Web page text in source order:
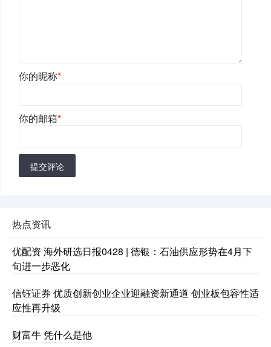
你的昵称*
你的邮箱*
提交评论
热点资讯
优配资 海外研选日报0428 | 德银：石油供应形势在4月下
旬进一步恶化
信钰证券 优质创新创业企业迎融资新通道 创业板包容性适
应性再升级
财富牛 凭什么是他